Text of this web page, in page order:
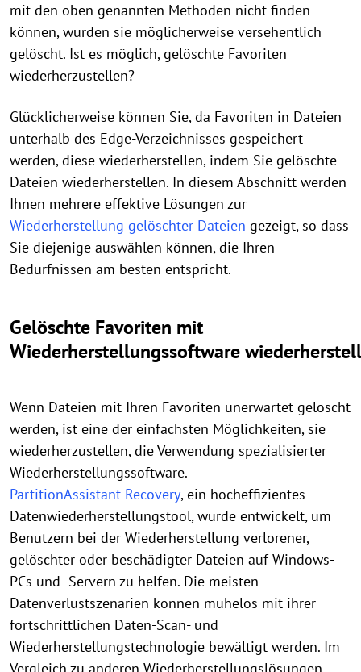
mit den oben genannten Methoden nicht finden
können, wurden sie möglicherweise versehentlich
gelöscht. Ist es möglich, gelöschte Favoriten
wiederherzustellen?
Glücklicherweise können Sie, da Favoriten in Dateien
unterhalb des Edge-Verzeichnisses gespeichert
werden, diese wiederherstellen, indem Sie gelöschte
Dateien wiederherstellen. In diesem Abschnitt werden
Ihnen mehrere effektive Lösungen zur
Wiederherstellung gelöschter Dateien gezeigt, so dass
Sie diejenige auswählen können, die Ihren
Bedürfnissen am besten entspricht.
Gelöschte Favoriten mit
Wiederherstellungssoftware
Wenn Dateien mit Ihren Favoriten unerwartet gelöscht
werden, ist eine der einfachsten Möglichkeiten, sie
wiederherzustellen, die Verwendung spezialisierter
Wiederherstellungssoftware.
PartitionAssistant Recovery, ein hocheffizientes
Datenwiederherstellungstool, wurde entwickelt, um
Benutzern bei der Wiederherstellung verlorener,
gelöschter oder beschädigter Dateien auf Windows-
PCs und -Servern zu helfen. Die meisten
Datenverlustszenarien können mühelos mit ihrer
fortschrittlichen Daten-Scan- und
Wiederherstellungstechnologie bewältigt werden. Im